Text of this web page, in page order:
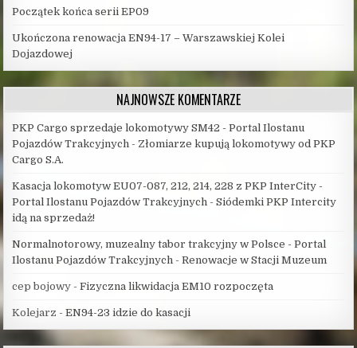
Początek końca serii EP09
Ukończona renowacja EN94-17 – Warszawskiej Kolei
Dojazdowej
NAJNOWSZE KOMENTARZE
PKP Cargo sprzedaje lokomotywy SM42 - Portal Ilostanu
Pojazdów Trakcyjnych - Złomiarze kupują lokomotywy od PKP
Cargo S.A.
Kasacja lokomotyw EU07-087, 212, 214, 228 z PKP InterCity -
Portal Ilostanu Pojazdów Trakcyjnych -Siódemki PKP Intercity
idą na sprzedaż!
Normalnotorowy, muzealny tabor trakcyjny w Polsce - Portal
Ilostanu Pojazdów Trakcyjnych -Renowacje w Stacji Muzeum
cep bojowy -Fizyczna likwidacja EM10 rozpoczęta
Kolejarz -EN94-23 idzie do kasacji